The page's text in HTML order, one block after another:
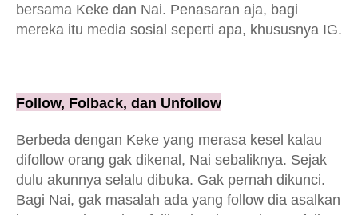
bersama Keke dan Nai. Penasaran aja, bagi
mereka itu media sosial seperti apa, khususnya IG.
Follow, Folback, dan Unfollow
Berbeda dengan Keke yang merasa kesel kalau
difollow orang gak dikenal, Nai sebaliknya. Sejak
dulu akunnya selalu dibuka. Gak pernah dikunci.
Bagi Nai, gak masalah ada yang follow dia asalkan